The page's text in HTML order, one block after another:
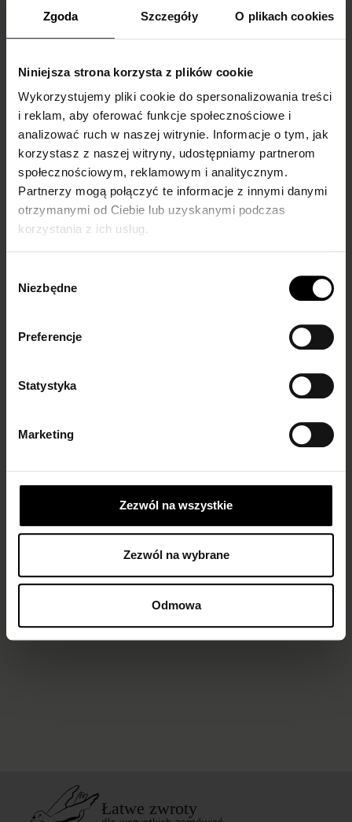
Zgoda Szczegóły O plikach cookies
Niniejsza strona korzysta z plików cookie
Wykorzystujemy pliki cookie do spersonalizowania treści
i reklam, aby oferować funkcje społecznościowe i
analizować ruch w naszej witrynie. Informacje o tym, jak
korzystasz z naszej witryny, udostępniamy partnerom
społecznościowym, reklamowym i analitycznym.
Partnerzy mogą połączyć te informacje z innymi danymi
otrzymanymi od Ciebie lub uzyskanymi podczas
korzystania z ich usług.
zgody
Niezbędne
Preferencje
Statystyka
Marketing
Zezwól na wszystkie
Zezwól na wybrane
Odmowa
MATERNITY TIGHTS
€8.00
black
MATERNITY TIGHTS
€11.00
black
Mama 100 den
MATERNITY SUPPORTING TIGHTS
graphite
black
Łatwe zwroty